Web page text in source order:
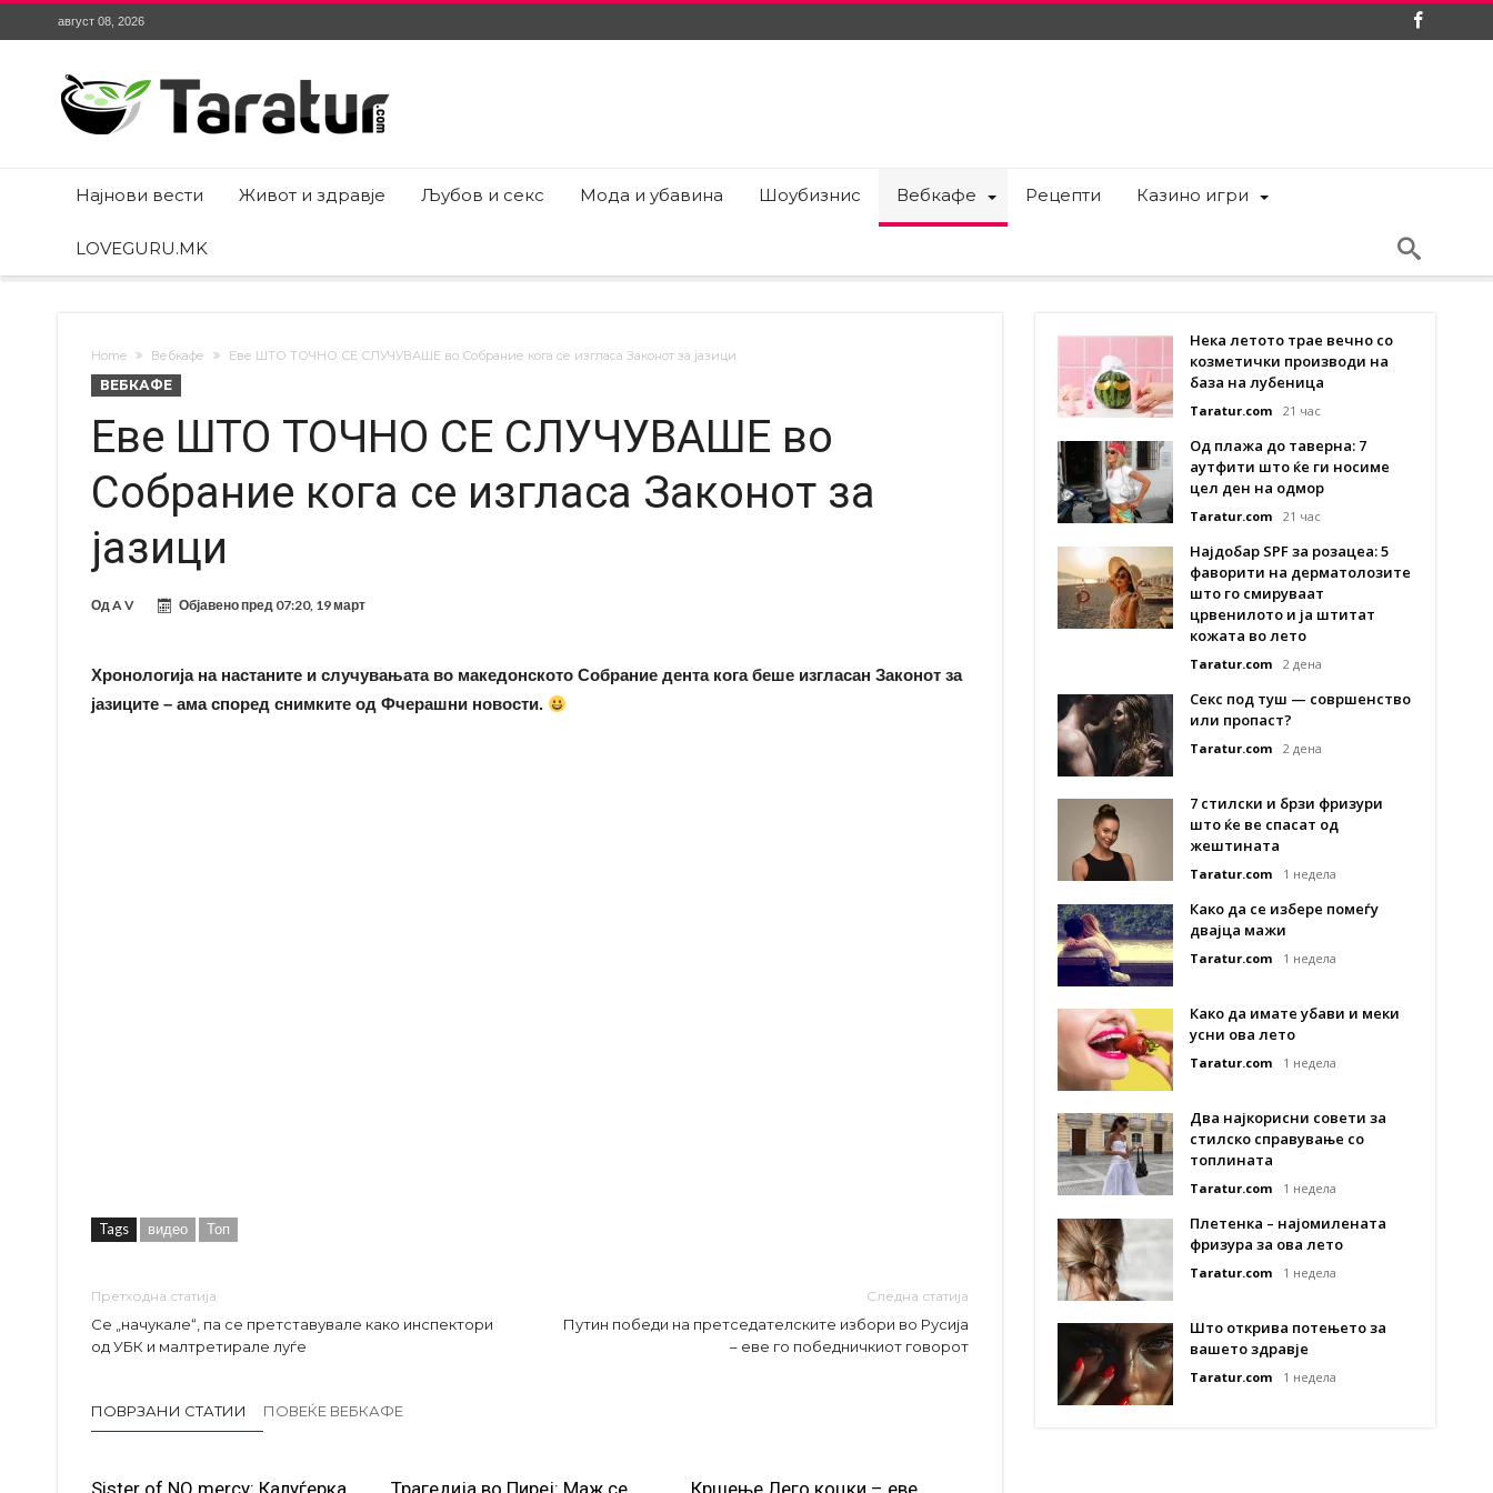
август 08, 2026
Најнови вести Живот и здравје Љубов и секс Мода и убавина Шоубизнис Вебкафе Рецепти Казино игри
LOVEGURU.MK
Home Вебкафе Еве ШТО ТОЧНО СЕ СЛУЧУВАШЕ во Собрание кога се изгласа Законот за јазици
ВЕБКАФЕ
Еве ШТО ТОЧНО СЕ СЛУЧУВАШЕ во
Собрание кога се изгласа Законот за
јазици
ОдA V Објавено пред 07:20, 19 март
Хронологија на настаните и случувањата во македонското Собрание дента кога беше изгласан Законот за
јазиците – ама според снимките од Фчерашни новости.
Tags видео Топ
Претходна статија
Се „начукале“, па се претставувале како инспектори
од УБК и малтретирале луѓе
Следна статија
Путин победи на претседателските избори во Русија
– еве го победничкиот говорот
ПОВРЗАНИ СТАТИИ ПОВЕЌЕ ВЕБКАФЕ
Sister of NO mercy: Калуѓерка Трагедија во Пиреј: Маж се Кршење Лего коцки – еве
Нека летото трае вечно со
козметички производи на
база на лубеница
Taratur.com 21 час
Од плажа до таверна: 7
аутфити што ќе ги носиме
цел ден на одмор
Taratur.com 21 час
Најдобар SPF за розацеа: 5
фаворити на дерматолозите
што го смируваат
црвенилото и ја штитат
кожата во лето
Taratur.com 2 дена
Секс под туш — совршенство
или пропаст?
Taratur.com 2 дена
7 стилски и брзи фризури
што ќе ве спасат од
жештината
Taratur.com 1 недела
Како да се избере помеѓу
двајца мажи
Taratur.com 1 недела
Како да имате убави и меки
усни ова лето
Taratur.com 1 недела
Два најкорисни совети за
стилско справување со
топлината
Taratur.com 1 недела
Плетенка – најомилената
фризура за ова лето
Taratur.com 1 недела
Што открива потењето за
вашето здравје
Taratur.com 1 недела